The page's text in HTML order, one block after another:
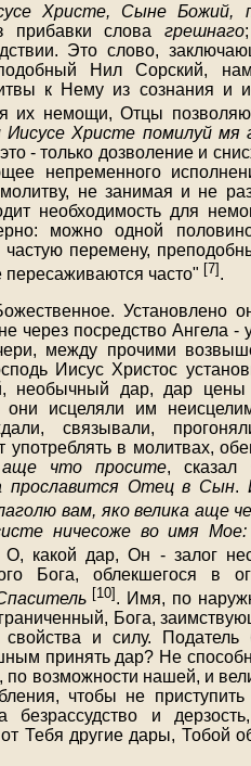
Христе, Сыне Божий,
прибавки слова грешнаго
Это слово,
Нил Сорский,
к Нему из сознания и
их немощи, Отцы
Иисусе Христе помилуй мя
- только дозволение и
непременного
не занимая и не
необходимость для
можно одной
перемену,
пересаживаются часто" [7] .
Установлено
через посредство Ангела -
между прочими
Иисус Христос
необычный дар, дар цены
исцеляли им
связывали,
в молитвах,
что просите, сказал
Отец в Сын.
вам, яко велика аще
ничесоже во имя
О, какой дар, Он - залог
Бога, облекшегося в
[10] . Имя, по
Бога,
и силу. Податель
принять дар? Не
возможности нашей, и
чтобы не
безрассудство и
Тебя другие дары, Тобой